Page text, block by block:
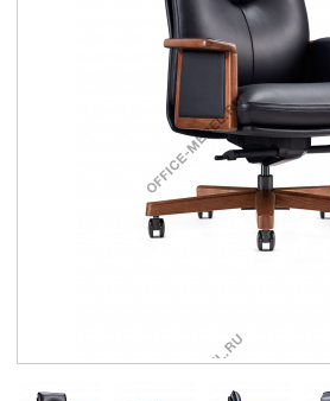
Заказать обратный звонок